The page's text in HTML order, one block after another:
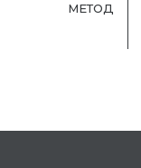
МЕТОД